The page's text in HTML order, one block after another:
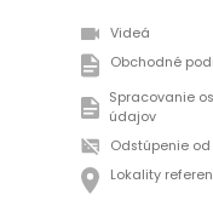
Videá
Obchodné
Spracovanie
údajov
Odstúpenie
Lokality